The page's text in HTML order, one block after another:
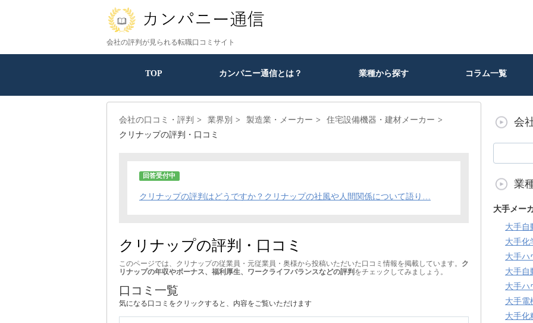
会社の評判が見られる転職口コミサイト
TOP カンパニー通信とは？ 業種から探す コラム一覧
会社の口コミ・評判 業界別 製造業・メーカー
住宅設備機器・建材メーカー
クリナップの評判・口コミ
回答受付中
クリナップの評判はどうですか？クリナップの社風や人間関係について語り…
クリナップの評判・口コミ
このページでは、クリナップの従業員・元従業員・奥様から投稿いただいた口コミ情報を掲載しています。 ク
リナップの年収やボーナス、福利厚生、ワークライフバランスなどの評判 をチェックしてみましょう。
口コミ一覧
気になる口コミをクリックすると、内容をご覧いただけます
会
業
大手メー
大手自
大手化
大手ハ
大手自
大手ハ
大手電
大手化